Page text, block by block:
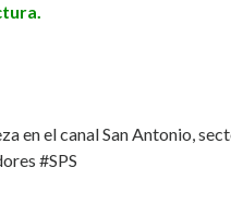
en el canal San Antonio,
#SPS